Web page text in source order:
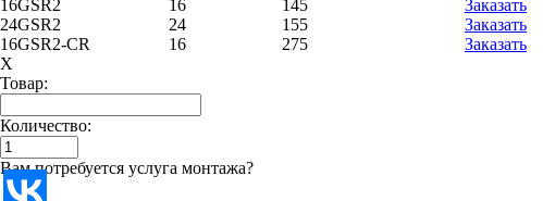
16GSR2
16 145
Заказать
24GSR2
24 155
Заказать
16GSR2-CR
16 275
Заказать
X
Товар:
Количество:
Вам потребуется услуга монтажа?
Да